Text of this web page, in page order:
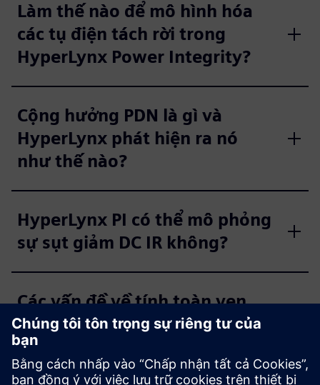
Làm thế nào để mô hình hóa
các tụ điện tách rời trong
HyperLynx Power Integrity?
Cộng hưởng PDN là gì và
HyperLynx phát hiện ra nó
như thế nào?
HyperLynx PI có thể mô phỏng
sự sụt giảm DC IR không?
Các vấn đề về tính toàn vẹn
nguồn phổ biến được giải
quyết bởi HyperLynx là gì?